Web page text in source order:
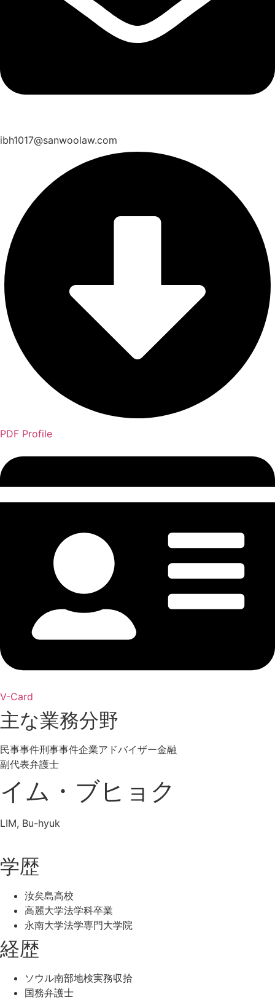
ibh1017@sanwoolaw.com
PDF Profile
V-Card
主な業務分野
民事事件刑事事件企業アドバイザー金融
副代表弁護士
イム・ブヒョク
LIM, Bu-hyuk
学歴
汝矣島高校
高麗大学法学科卒業
永南大学法学専門大学院
経歴
ソウル南部地検実務収拾
国務弁護士